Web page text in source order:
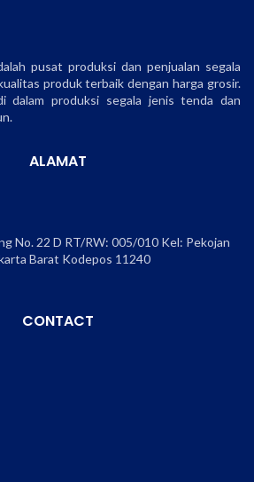
pusat produksi dan penjualan segala
produk terbaik dengan harga grosir.
dalam produksi segala jenis tenda dan
ALAMAT
No. 22 D RT/RW: 005/010 Kel: Pekojan
Barat Kodepos 11240
CONTACT